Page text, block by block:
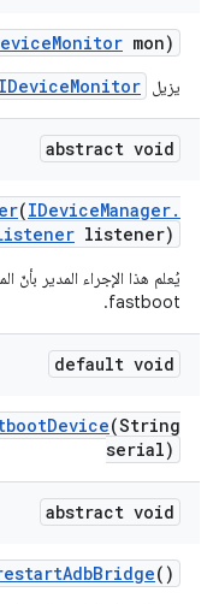
Monitor mon)
يزيل IDeviceMonitor
abstract void
(IDeviceManager.
listener)
يُعلم هذا الإجراء المدير بأنّ
fastboot.
default void
Device(String
serial)
abstract void
AdbBridge()